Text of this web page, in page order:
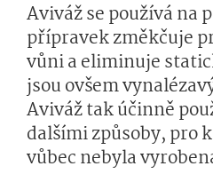
Aviváž se používá na
přípravek změkčuje
vůni a eliminuje
jsou ovšem
Aviváž tak účinně
dalšími způsoby, pro
vůbec nebyla